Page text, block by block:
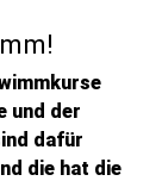
und der
dafür
die hat die